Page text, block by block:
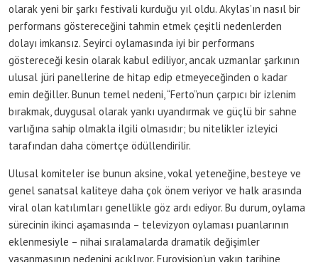
olarak yeni bir şarkı festivali kurduğu yıl oldu. Akylas’ın nasıl bir
performans göstereceğini tahmin etmek çeşitli nedenlerden
dolayı imkansız. Seyirci oylamasında iyi bir performans
göstereceği kesin olarak kabul ediliyor, ancak uzmanlar şarkının
ulusal jüri panellerine de hitap edip etmeyeceğinden o kadar
emin değiller. Bunun temel nedeni, “Ferto”nun çarpıcı bir izlenim
bırakmak, duygusal olarak yankı uyandırmak ve güçlü bir sahne
varlığına sahip olmakla ilgili olmasıdır; bu nitelikler izleyici
tarafından daha cömertçe ödüllendirilir.
Ulusal komiteler ise bunun aksine, vokal yeteneğine, besteye ve
genel sanatsal kaliteye daha çok önem veriyor ve halk arasında
viral olan katılımları genellikle göz ardı ediyor. Bu durum, oylama
sürecinin ikinci aşamasında – televizyon oylaması puanlarının
eklenmesiyle – nihai sıralamalarda dramatik değişimler
yaşanmasının nedenini açıklıyor. Eurovision’un yakın tarihine